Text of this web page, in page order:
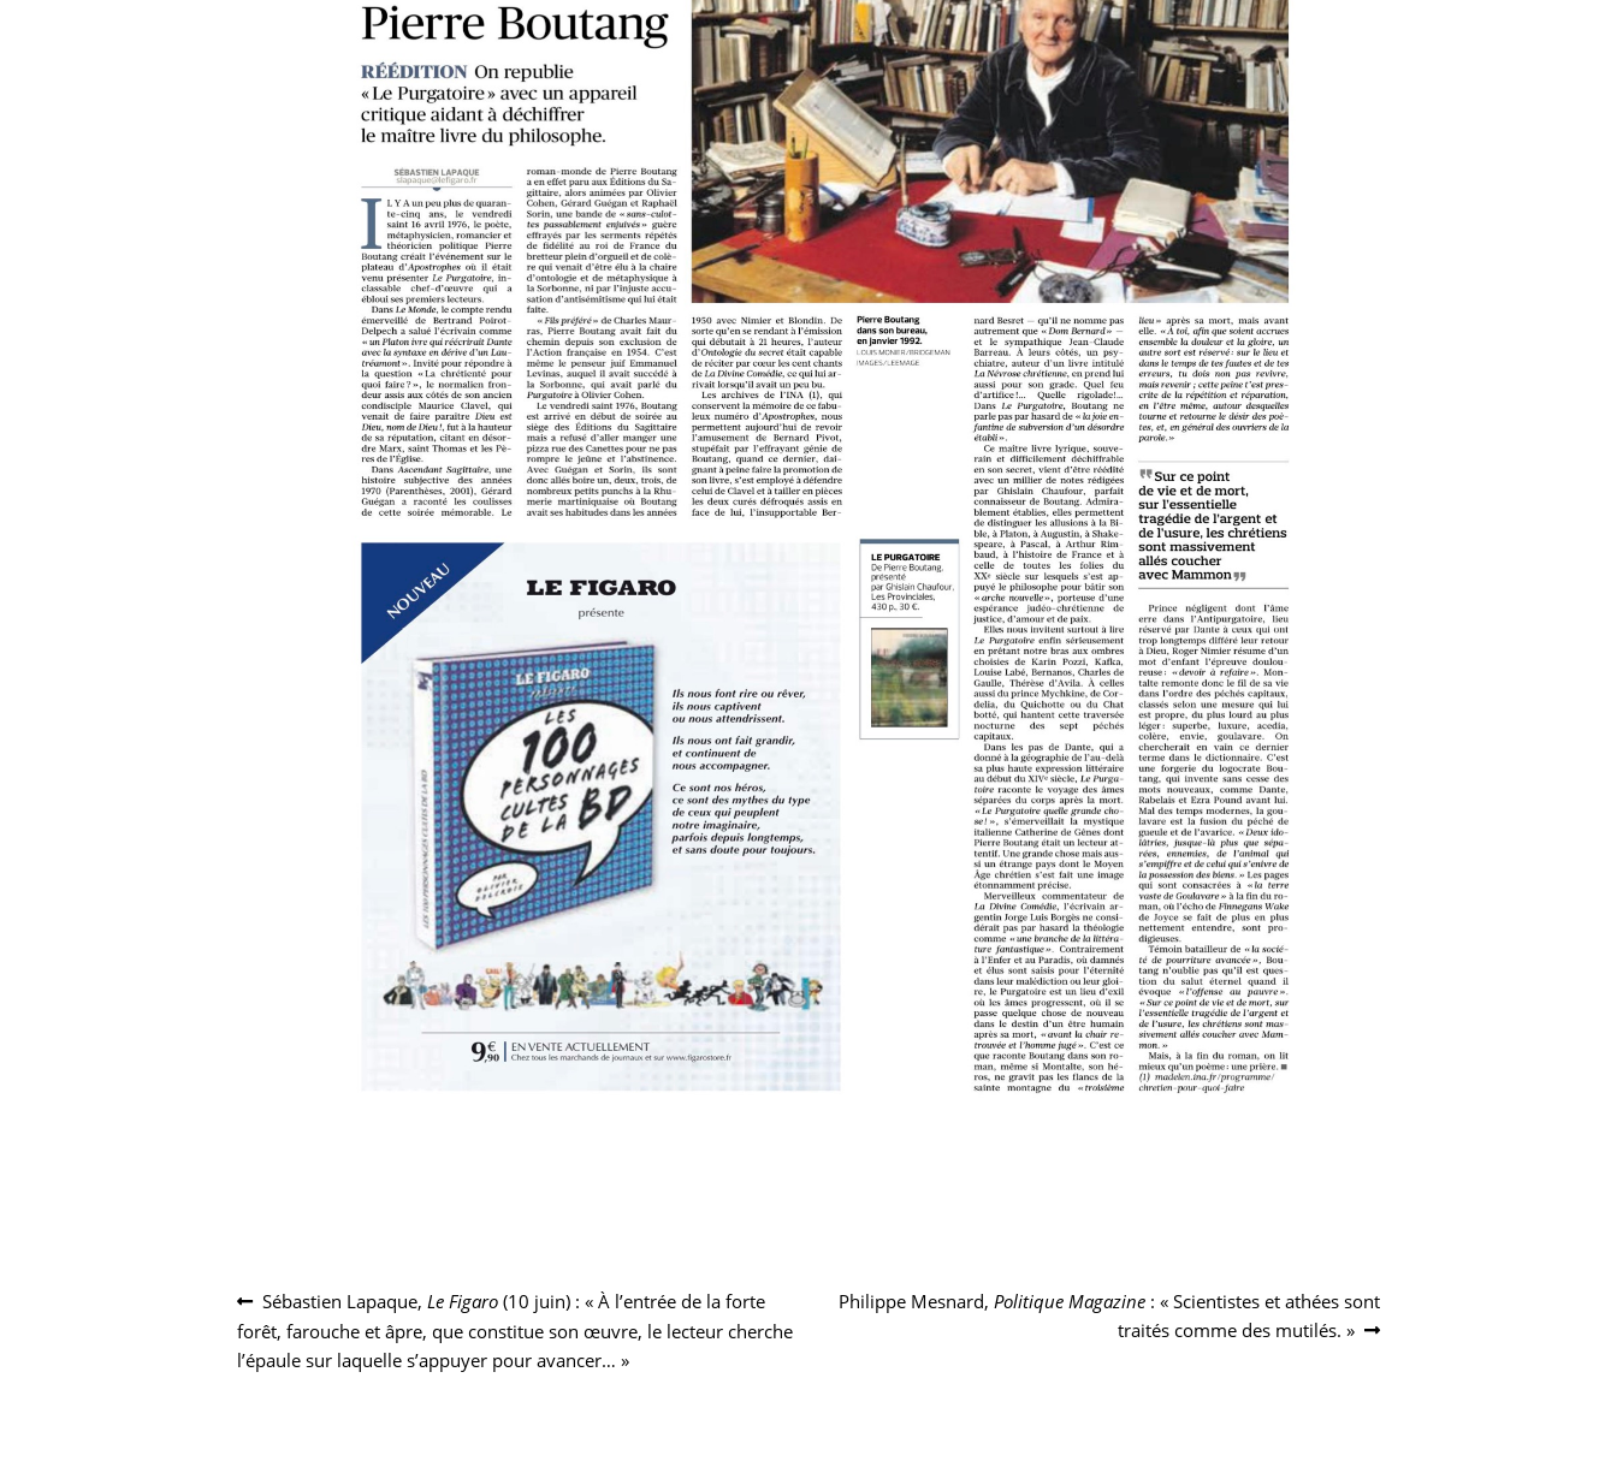
Navigation
de
Article
précédent :
Sébastien Lapaque,Le Figaro (10 juin) : « À l’entrée de la forte
forêt, farouche et âpre, que constitue son œuvre, le lecteur cherche
l’épaule sur laquelle s’appuyer pour avancer… »
Article
Philippe Mesnard, Politique Magazine : « Scientistes et athées sont
traités comme des mutilés. »